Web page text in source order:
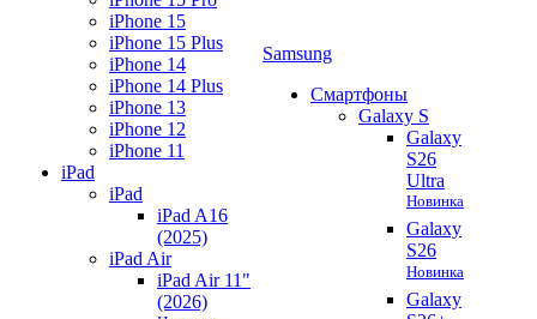
iPhone 15
iPhone 15 Plus
iPhone 14
iPhone 14 Plus
iPhone 13
iPhone 12
iPhone 11
iPad
iPad
iPad A16
(2025)
iPad Air
iPad Air 11"
(2026)
Samsung
Смартфоны
Galaxy S
Galaxy
S26
Ultra
Новинка
Galaxy
S26
Новинка
Galaxy